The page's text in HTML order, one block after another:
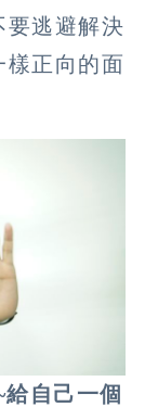
要逃避解決
樣正向的面
自己一個